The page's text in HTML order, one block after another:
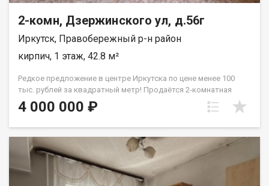
2-комн, Дзержинского ул, д.56г
Иркутск, Правобережный р-н район
кирпич, 1 этаж, 42.8 м²
Редкое предложение в центре Иркутска по цене менее 100
тыс. рублей за квадратный метр! Продаётся 2-комнатная
благоустроенная квартира в самом центре Иркутска, на улице
Дзержинского. Это один из самых востребованных районов
так и для сдачи в аренду. Квартира расположена на первом
этаже двухэтажного кирпичного дома. Площадь: общая 42,8
м2/ жилая 30 м2/ кухня 7 м2. Планировка комнат смежная.
Квартира требует обновления, что уже отражено в
стоимости. Это отличная возможность приобрести
4 000 000 ₽